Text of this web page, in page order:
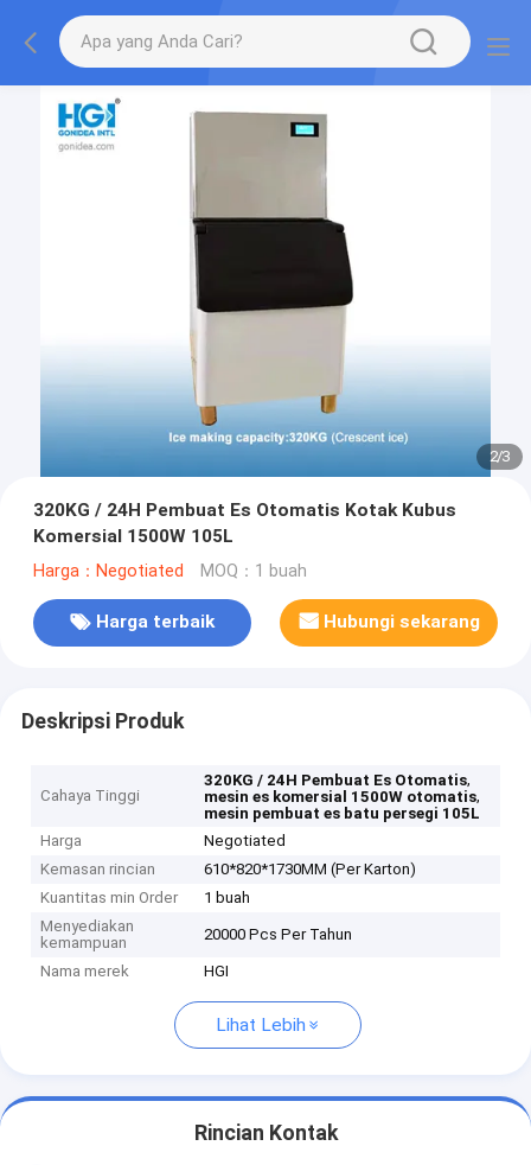
2/3
320KG / 24H Pembuat Es Otomatis Kotak Kubus
Komersial 1500W 105L
Harga：Negotiated MOQ：1 buah
Harga terbaik Hubungi sekarang
Deskripsi Produk
Cahaya Tinggi
320KG / 24H Pembuat Es Otomatis,
mesin es komersial 1500W otomatis,
mesin pembuat es batu persegi 105L
Harga
Negotiated
Kemasan rincian
610*820*1730MM (Per Karton)
Kuantitas min Order
1 buah
Menyediakan
kemampuan
20000 Pcs Per Tahun
Nama merek HGI
Lihat Lebih
Rincian Kontak